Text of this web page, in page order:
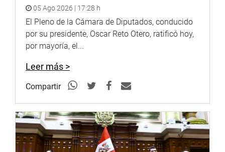
05 Ago 2026 | 17:28 h
El Pleno de la Cámara de Diputados, conducido
por su presidente, Oscar Reto Otero, ratificó hoy,
por mayoría, el...
Leer más >
Compartir